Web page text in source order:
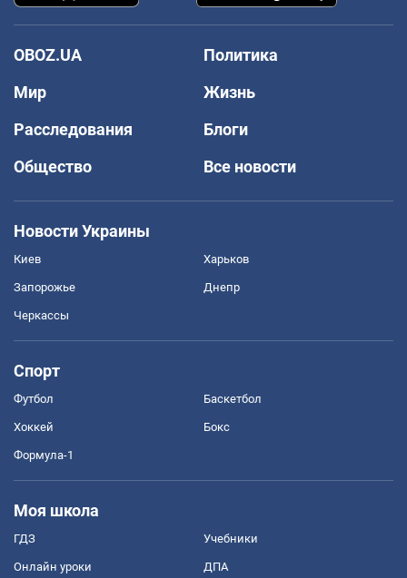
OBOZ.UA
Политика
Мир
Жизнь
Расследования
Блоги
Общество
Все новости
Новости Украины
Киев Харьков
Запорожье Днепр
Черкассы
Спорт
Футбол Баскетбол
Хоккей Бокс
Формула-1
Моя школа
ГДЗ Учебники
Онлайн уроки ДПА